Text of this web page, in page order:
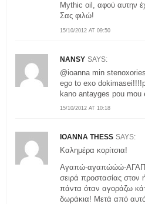
15/10/2012 AT 09:50
Mythic oil, αφού αυτην
Σας φιλώ!
NANSY SAYS:
15/10/2012 AT 10:18
@ioanna min
ego to exo
kano antayges pou
IOANNA THESS SAYS:
Καλημέρα κορίτσια!
Αγαπώ-αγαπώώώ-
σειρά προστασίας στον
πάντα όταν αγοράζω
δωράκια! Μετά από